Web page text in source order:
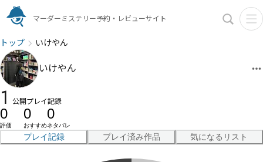
マーダーミステリー予約・レビューサイト
トップ いけやん
いけやん
1 公開プレイ記録
0
評価
0
おすすめ
0
ネタバレ
プレイ記録 プレイ済み作品 気になるリスト